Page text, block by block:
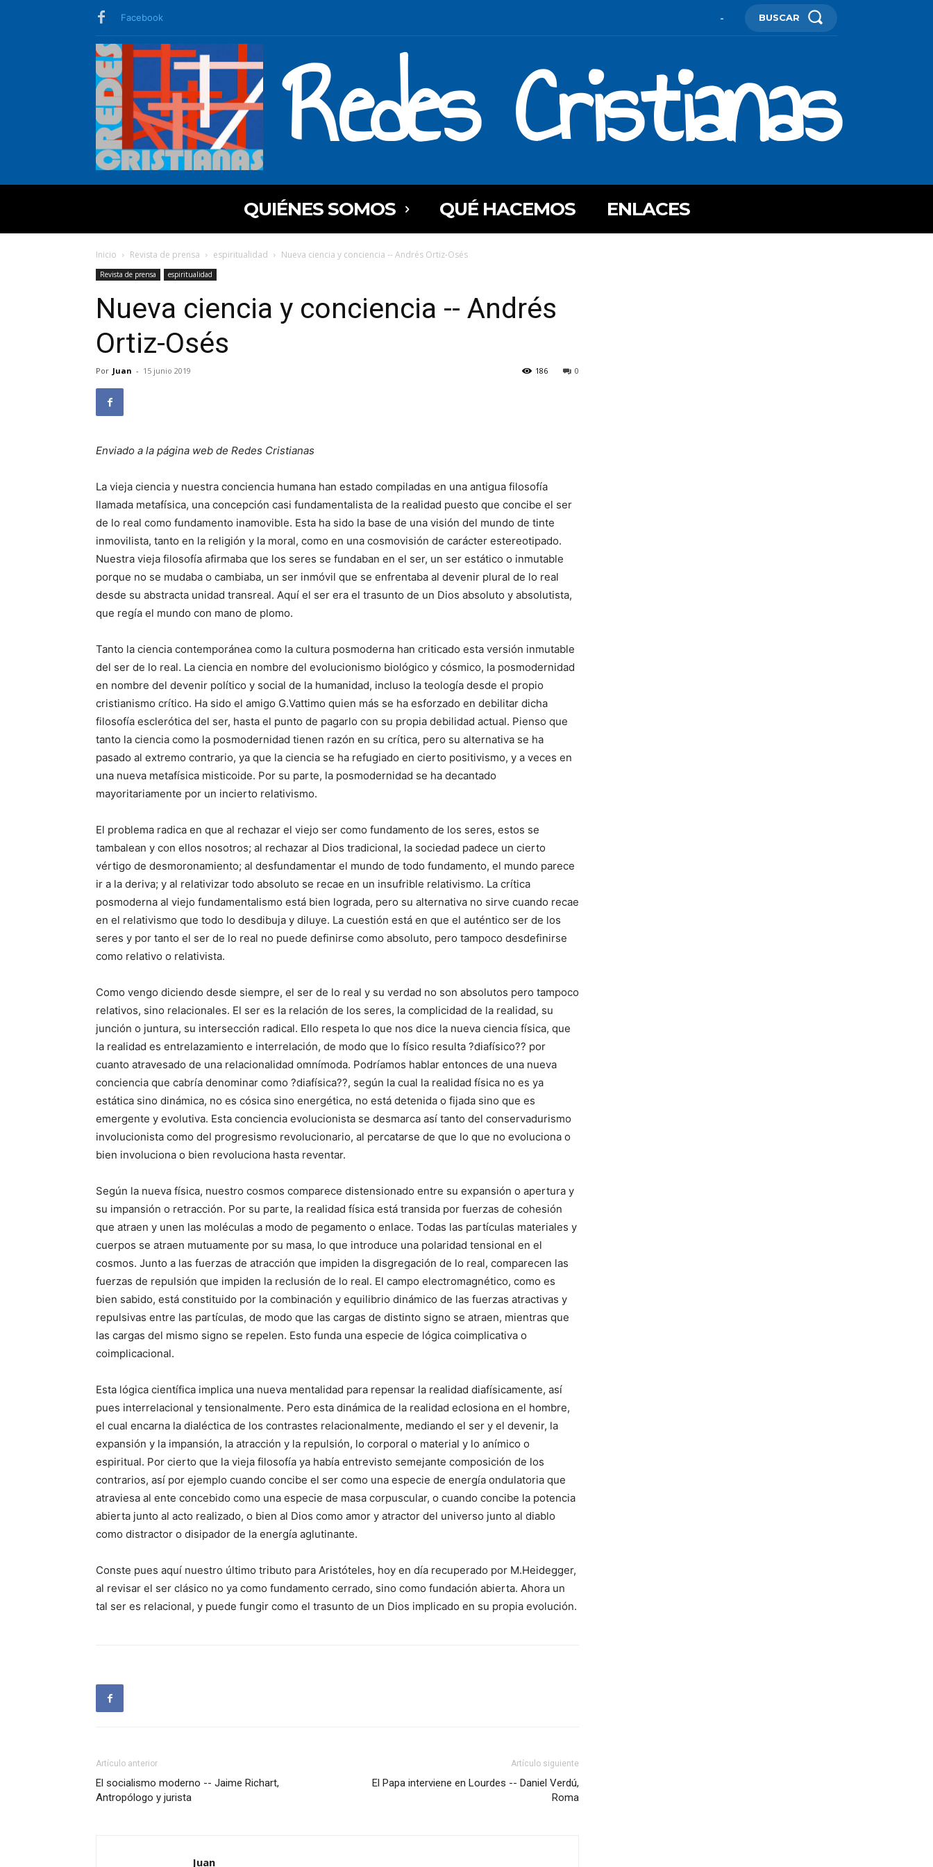
Facebook - BUSCAR
Redes Cristianas
QUIÉNES SOMOS QUÉ HACEMOS ENLACES
Inicio Revista de prensa espiritualidad Nueva ciencia y conciencia -- Andrés Ortiz-Osés
Revista de prensa espiritualidad
Nueva ciencia y conciencia -- Andrés
Ortiz-Osés
Por Juan - 15 junio 2019 0
186
Enviado a la página web de Redes Cristianas
La vieja ciencia y nuestra conciencia humana han estado compiladas en una antigua filosofía
llamada metafísica, una concepción casi fundamentalista de la realidad puesto que concibe el ser
de lo real como fundamento inamovible. Esta ha sido la base de una visión del mundo de tinte
inmovilista, tanto en la religión y la moral, como en una cosmovisión de carácter estereotipado.
Nuestra vieja filosofía afirmaba que los seres se fundaban en el ser, un ser estático o inmutable
porque no se mudaba o cambiaba, un ser inmóvil que se enfrentaba al devenir plural de lo real
desde su abstracta unidad transreal. Aquí el ser era el trasunto de un Dios absoluto y absolutista,
que regía el mundo con mano de plomo.
Tanto la ciencia contemporánea como la cultura posmoderna han criticado esta versión inmutable
del ser de lo real. La ciencia en nombre del evolucionismo biológico y cósmico, la posmodernidad
en nombre del devenir político y social de la humanidad, incluso la teología desde el propio
cristianismo crítico. Ha sido el amigo G.Vattimo quien más se ha esforzado en debilitar dicha
filosofía esclerótica del ser, hasta el punto de pagarlo con su propia debilidad actual. Pienso que
tanto la ciencia como la posmodernidad tienen razón en su crítica, pero su alternativa se ha
pasado al extremo contrario, ya que la ciencia se ha refugiado en cierto positivismo, y a veces en
una nueva metafísica misticoide. Por su parte, la posmodernidad se ha decantado
mayoritariamente por un incierto relativismo.
El problema radica en que al rechazar el viejo ser como fundamento de los seres, estos se
tambalean y con ellos nosotros; al rechazar al Dios tradicional, la sociedad padece un cierto
vértigo de desmoronamiento; al desfundamentar el mundo de todo fundamento, el mundo parece
ir a la deriva; y al relativizar todo absoluto se recae en un insufrible relativismo. La crítica
posmoderna al viejo fundamentalismo está bien lograda, pero su alternativa no sirve cuando recae
en el relativismo que todo lo desdibuja y diluye. La cuestión está en que el auténtico ser de los
seres y por tanto el ser de lo real no puede definirse como absoluto, pero tampoco desdefinirse
como relativo o relativista.
Como vengo diciendo desde siempre, el ser de lo real y su verdad no son absolutos pero tampoco
relativos, sino relacionales. El ser es la relación de los seres, la complicidad de la realidad, su
junción o juntura, su intersección radical. Ello respeta lo que nos dice la nueva ciencia física, que
la realidad es entrelazamiento e interrelación, de modo que lo físico resulta ?diafísico?? por
cuanto atravesado de una relacionalidad omnímoda. Podríamos hablar entonces de una nueva
conciencia que cabría denominar como ?diafísica??, según la cual la realidad física no es ya
estática sino dinámica, no es cósica sino energética, no está detenida o fijada sino que es
emergente y evolutiva. Esta conciencia evolucionista se desmarca así tanto del conservadurismo
involucionista como del progresismo revolucionario, al percatarse de que lo que no evoluciona o
bien involuciona o bien revoluciona hasta reventar.
Según la nueva física, nuestro cosmos comparece distensionado entre su expansión o apertura y
su impansión o retracción. Por su parte, la realidad física está transida por fuerzas de cohesión
que atraen y unen las moléculas a modo de pegamento o enlace. Todas las partículas materiales y
cuerpos se atraen mutuamente por su masa, lo que introduce una polaridad tensional en el
cosmos. Junto a las fuerzas de atracción que impiden la disgregación de lo real, comparecen las
fuerzas de repulsión que impiden la reclusión de lo real. El campo electromagnético, como es
bien sabido, está constituido por la combinación y equilibrio dinámico de las fuerzas atractivas y
repulsivas entre las partículas, de modo que las cargas de distinto signo se atraen, mientras que
las cargas del mismo signo se repelen. Esto funda una especie de lógica coimplicativa o
coimplicacional.
Esta lógica científica implica una nueva mentalidad para repensar la realidad diafísicamente, así
pues interrelacional y tensionalmente. Pero esta dinámica de la realidad eclosiona en el hombre,
el cual encarna la dialéctica de los contrastes relacionalmente, mediando el ser y el devenir, la
expansión y la impansión, la atracción y la repulsión, lo corporal o material y lo anímico o
espiritual. Por cierto que la vieja filosofía ya había entrevisto semejante composición de los
contrarios, así por ejemplo cuando concibe el ser como una especie de energía ondulatoria que
atraviesa al ente concebido como una especie de masa corpuscular, o cuando concibe la potencia
abierta junto al acto realizado, o bien al Dios como amor y atractor del universo junto al diablo
como distractor o disipador de la energía aglutinante.
Conste pues aquí nuestro último tributo para Aristóteles, hoy en día recuperado por M.Heidegger,
al revisar el ser clásico no ya como fundamento cerrado, sino como fundación abierta. Ahora un
tal ser es relacional, y puede fungir como el trasunto de un Dios implicado en su propia evolución.
Artículo anterior
El socialismo moderno -- Jaime Richart,
Antropólogo y jurista
Artículo siguiente
El Papa interviene en Lourdes -- Daniel Verdú,
Roma
Juan